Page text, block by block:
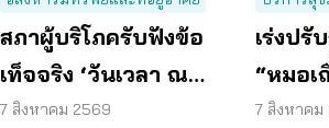
สภาผู้บริโภครับฟังข้อ
เท็จจริง ‘วันเวลา ณ
เจ้าพระยา’ ยืนยันมีถนน
7 สิงหาคม 2569
เร่งปรั
“หมอ
เป๋า” ผ่
7 สิงหาคม